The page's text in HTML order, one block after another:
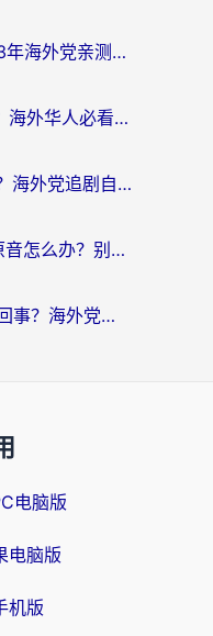
在国外怎样看中国电视？3年海外党亲测有效的追剧加速器指南
国外无法使用国内12123？海外华人必看：选对回国加速器，解决迪拜语音+12123访问难题
韩剧tv在国外怎么看不了？海外党追剧自由的终极解决方案来了
全民k歌在国外唱歌没有原音怎么办？别让地域限制毁了你的麦霸时刻
汽水音乐国外听不好怎么回事？海外党亲测有效的回国加速方案来了
电脑版
电脑版
机版